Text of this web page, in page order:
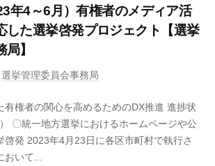
年4～6月）有権者のメディア活
した選挙啓発プロジェクト【選挙
】
選挙管理委員会事務局
有権者の関心を高めるためのDX推進 進捗状
〇統一地方選挙におけるホームページや公
啓発 2023年4月23日に各区市町村で執行さ
おいて...